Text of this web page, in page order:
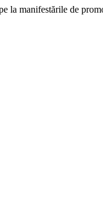
la manifestările de